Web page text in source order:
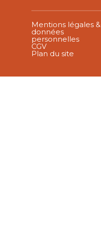
Mentions légales &
données
personnelles
CGV
Plan du site